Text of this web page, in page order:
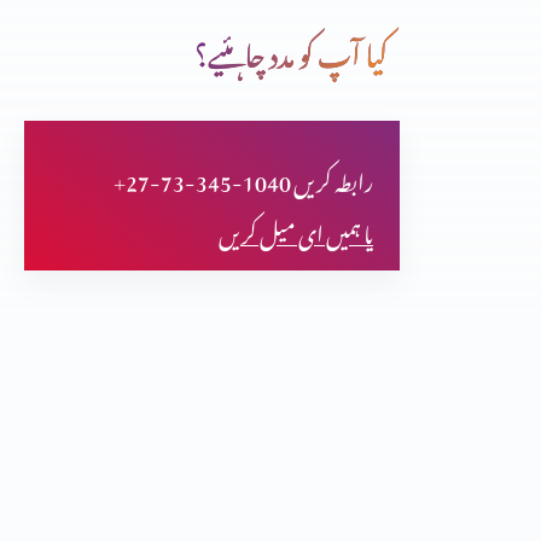
انسان کا اکیلا رہنا اچھا کیوں نہیں؟ (حصہ دوم)
400 سال خدا کی خاموشی
کیا آپ کو مدد چاہئیے؟
+27-73-345-1040 رابطہ کریں
یا ہمیں ای میل کریں